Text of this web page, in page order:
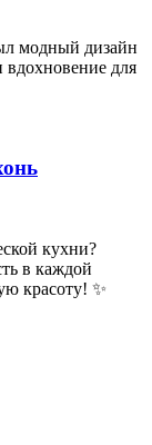
модный дизайн
для
кухни?
в каждой
красоту! ✨